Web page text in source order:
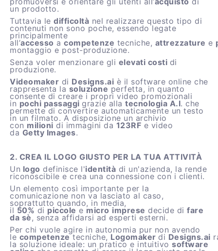
un prodotto.
Tuttavia le difficoltà nel realizzare questo tipo di
contenuti non sono poche, essendo legate
principalmente
all’accesso a competenze tecniche, attrezzature e
montaggio e post-produzione.
Senza voler menzionare gli elevati costi di
produzione.
Videomaker di Designs.ai è il software online che
rappresenta la soluzione perfetta, in quanto
consente di creare i propri video promozionali
in pochi passaggi grazie alla tecnologia A.I. che
permette di convertire automaticamente un testo
in un filmato. A disposizione un archivio
con milioni di immagini da 123RF e video
da Getty Images.
2. CREA IL LOGO GIUSTO PER LA TUA ATTIVITÀ
Un logo definisce l'identità di un'azienda, la rende
riconoscibile e crea una connessione con i clienti.
Un elemento così importante per la
comunicazione non va lasciato al caso,
soprattutto quando, in media,
il 50% di piccole e micro imprese decide di fare
da sè, senza affidarsi ad esperti esterni.
Per chi vuole agire in autonomia pur non avendo
le competenzetecniche, Logomaker di Designs.ai
la soluzione ideale: un pratico e intuitivo software